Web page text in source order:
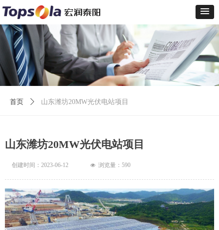
山东潍坊20MW光伏电站项目
首页 ꄲ 山东潍坊20MW光伏电站项目
创建时间： 2023-06-12 넶 浏览量： 590